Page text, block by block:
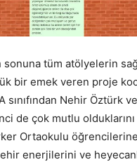
sonuna tüm atölyelerin
bir emek veren proje
Nehir Öztürk
de çok mutlu
Ortaokulu
enerjilerini ve